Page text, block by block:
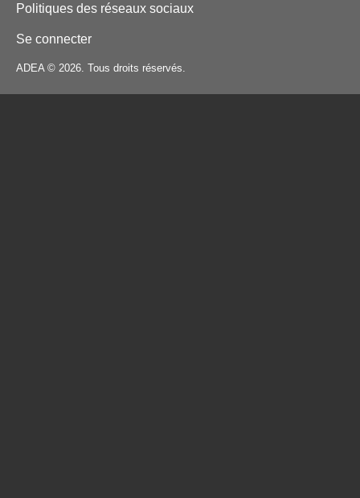
Politiques des réseaux sociaux
Se connecter
ADEA © 2026. Tous droits réservés.